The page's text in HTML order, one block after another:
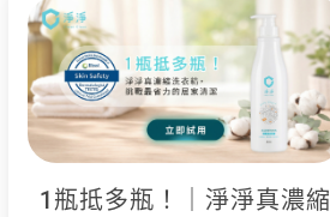
1瓶抵多瓶！｜淨淨真濃縮